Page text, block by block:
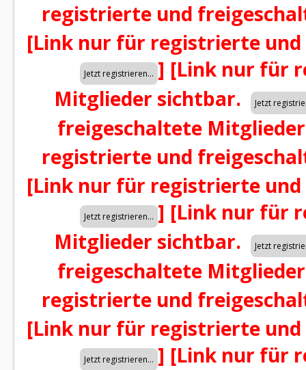
registrierte und
[Link nur für registrierte
] [Link nur für
Mitglieder sichtbar.
freigeschaltete
registrierte und
[Link nur für registrierte
] [Link nur für
Mitglieder sichtbar.
freigeschaltete
registrierte und
[Link nur für registrierte
] [Link nur für